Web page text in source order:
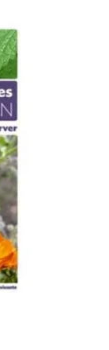
et